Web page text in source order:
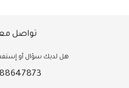
تواصل
هل لديك سؤال أو